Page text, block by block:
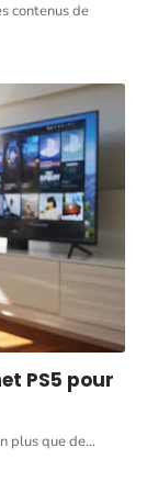
contenus de
PS5 pour
plus que de…